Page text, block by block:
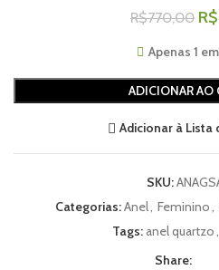
R$770,00 R$
Apenas 1
ADICIONAR AO
Adicionar à Lista
SKU:
Categorias:Anel, Feminino,
Tags: anel quartzo,
Share: